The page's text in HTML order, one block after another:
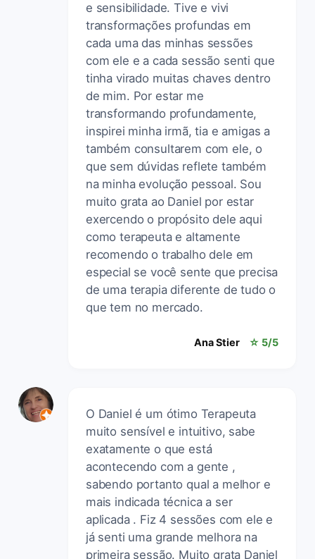
e sensibilidade. Tive e vivi
transformações profundas em
cada uma das minhas sessões
com ele e a cada sessão senti que
tinha virado muitas chaves dentro
de mim. Por estar me
transformando profundamente,
inspirei minha irmã, tia e amigas a
também consultarem com ele, o
que sem dúvidas reflete também
na minha evolução pessoal. Sou
muito grata ao Daniel por estar
exercendo o propósito dele aqui
como terapeuta e altamente
recomendo o trabalho dele em
especial se você sente que precisa
de uma terapia diferente de tudo o
que tem no mercado.
Ana Stier ☆ 5/5
O Daniel é um ótimo Terapeuta
muito sensível e intuitivo, sabe
exatamente o que está
acontecendo com a gente ,
sabendo portanto qual a melhor e
mais indicada técnica a ser
aplicada . Fiz 4 sessões com ele e
já senti uma grande melhora na
primeira sessão. Muito grata Daniel